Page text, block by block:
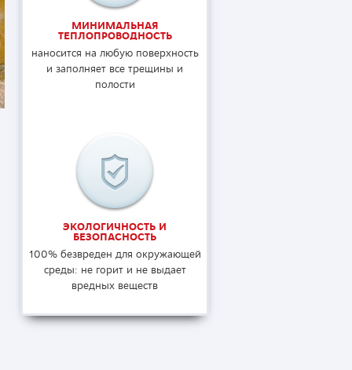
МИНИМАЛЬНАЯ
ТЕПЛОПРОВОДНОСТЬ
наносится на любую поверхность
и заполняет все трещины и
полости
ЭКОЛОГИЧНОСТЬ И
БЕЗОПАСНОСТЬ
100% безвреден для окружающей
среды: не горит и не выдает
вредных веществ